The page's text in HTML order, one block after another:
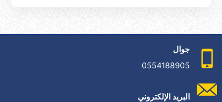
جوال
0554188905
البريد الإلكتروني